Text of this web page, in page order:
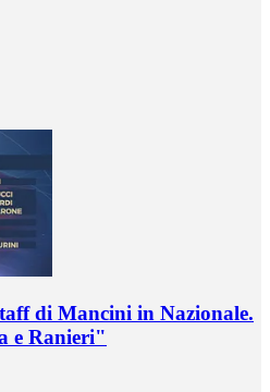
di Mancini in Nazionale.
e Ranieri"